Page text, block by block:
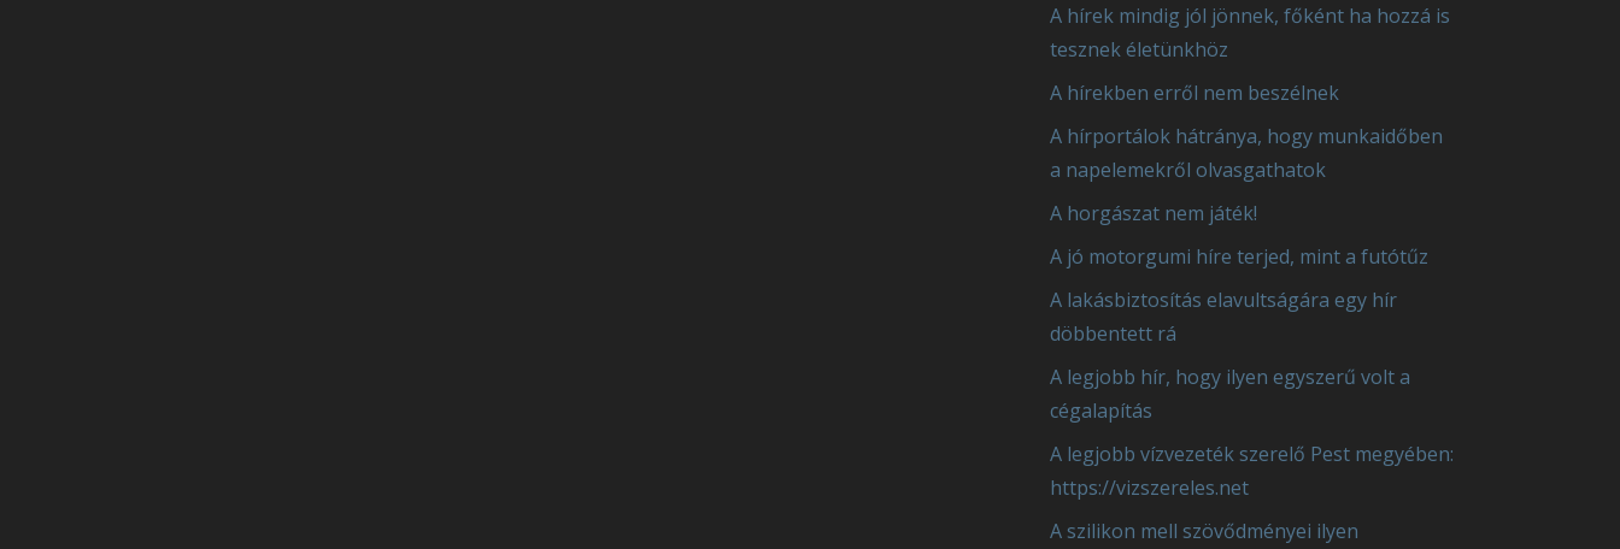
A hírek mindig jól jönnek, főként ha hozzá is
tesznek életünkhöz
A hírekben erről nem beszélnek
A hírportálok hátránya, hogy munkaidőben
a napelemekről olvasgathatok
A horgászat nem játék!
A jó motorgumi híre terjed, mint a futótűz
A lakásbiztosítás elavultságára egy hír
döbbentett rá
A legjobb hír, hogy ilyen egyszerű volt a
cégalapítás
A legjobb vízvezeték szerelő Pest megyében:
https://vizszereles.net
A szilikon mell szövődményei ilyen